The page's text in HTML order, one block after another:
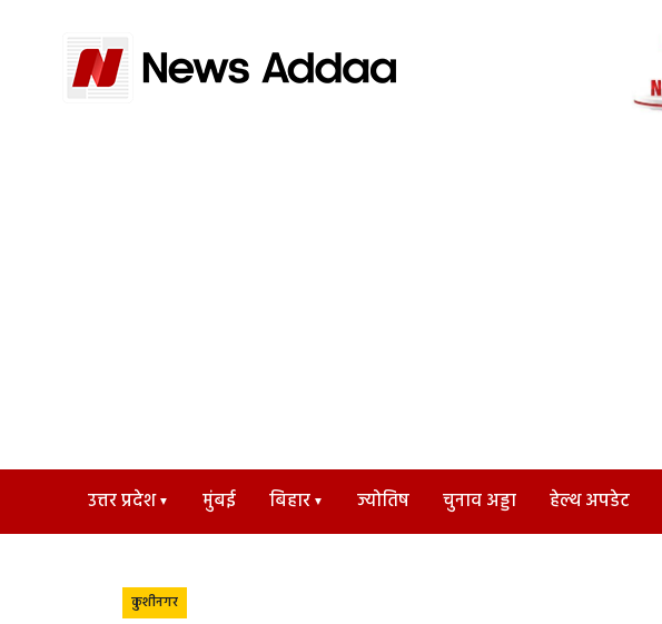
उत्तर प्रदेश मुंबई बिहार ज्योतिष चुनाव अड्डा हेल्थ अपडेट
कुशीनगर